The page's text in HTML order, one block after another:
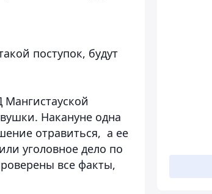
поступок, будут
Накануне одна
отравиться, а ее
уголовное дело по
все факты,